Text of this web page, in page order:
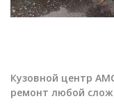
Кузовной центр
ремонт любой